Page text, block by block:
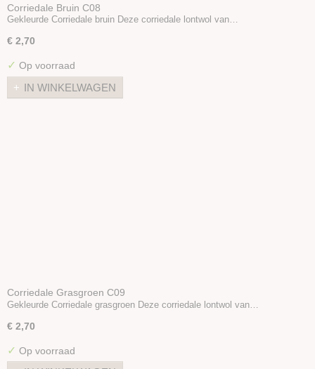
Corriedale Bruin C08
Gekleurde Corriedale bruin Deze corriedale lontwol van…
€ 2,70
✓ Op voorraad
IN WINKELWAGEN
Corriedale Grasgroen C09
Gekleurde Corriedale grasgroen Deze corriedale lontwol van…
€ 2,70
✓ Op voorraad